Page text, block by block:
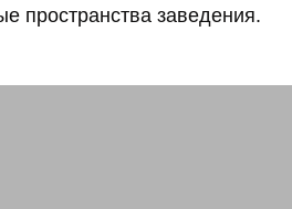
пространства заведения.